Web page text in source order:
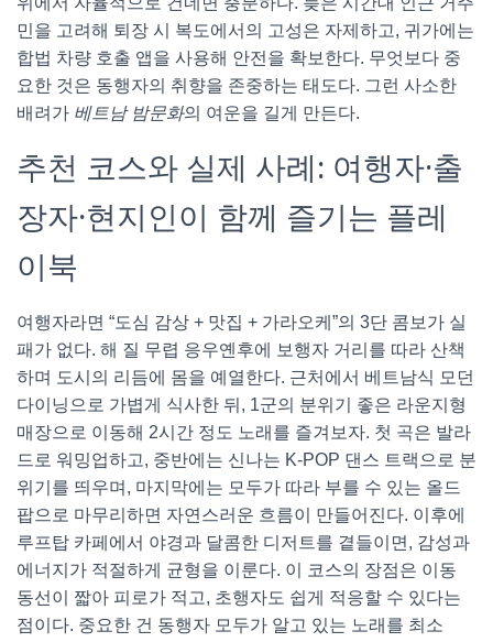
민을 고려해 퇴장 시 복도에서의 고성은 자제하고, 귀가에는
합법 차량 호출 앱을 사용해 안전을 확보한다. 무엇보다 중
요한 것은 동행자의 취향을 존중하는 태도다. 그런 사소한
배려가 베트남 밤문화의 여운을 길게 만든다.
추천 코스와 실제 사례: 여행자·출
장자·현지인이 함께 즐기는 플레
이북
여행자라면 “도심 감상 + 맛집 + 가라오케”의 3단 콤보가 실
패가 없다. 해 질 무렵 응우옌후에 보행자 거리를 따라 산책
하며 도시의 리듬에 몸을 예열한다. 근처에서 베트남식 모던
다이닝으로 가볍게 식사한 뒤, 1군의 분위기 좋은 라운지형
매장으로 이동해 2시간 정도 노래를 즐겨보자. 첫 곡은 발라
드로 워밍업하고, 중반에는 신나는 K-POP 댄스 트랙으로 분
위기를 띄우며, 마지막에는 모두가 따라 부를 수 있는 올드
팝으로 마무리하면 자연스러운 흐름이 만들어진다. 이후에
루프탑 카페에서 야경과 달콤한 디저트를 곁들이면, 감성과
에너지가 적절하게 균형을 이룬다. 이 코스의 장점은 이동
동선이 짧아 피로가 적고, 초행자도 쉽게 적응할 수 있다는
점이다. 중요한 건 동행자 모두가 알고 있는 노래를 최소